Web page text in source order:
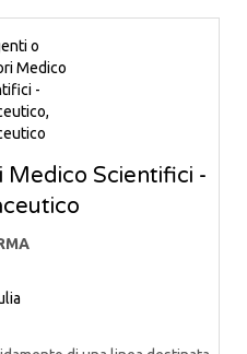
Scientifici -